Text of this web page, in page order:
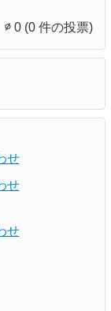
∅ 0(0 件の投票)
せ
せ
せ